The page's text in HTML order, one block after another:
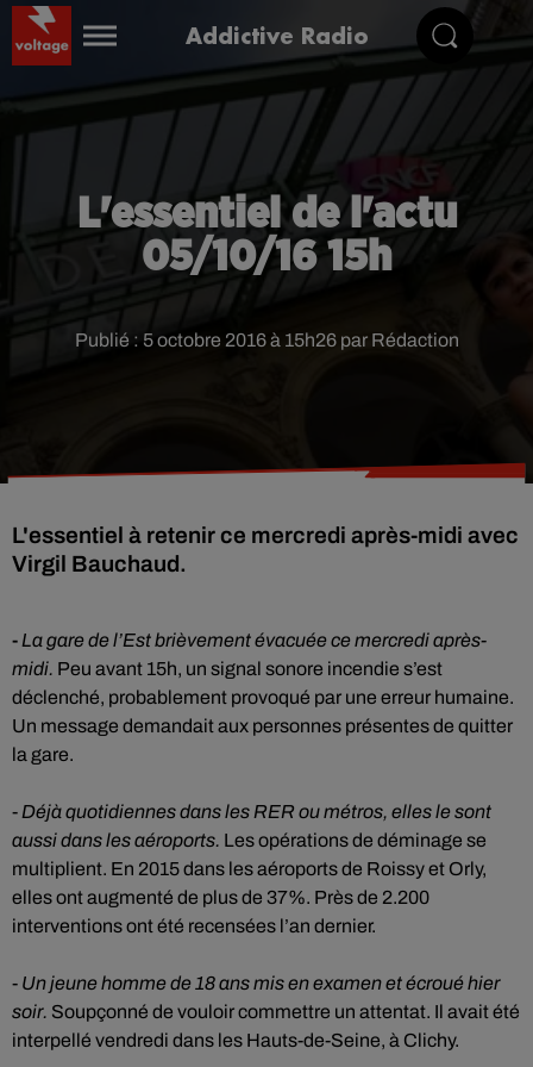
Addictive Radio
L'essentiel de l'actu
05/10/16 15h
Publié : 5 octobre 2016 à 15h26 par Rédaction
L'essentiel à retenir ce mercredi après-midi avec
Virgil Bauchaud.
- La gare de l’Est brièvement évacuée ce mercredi après-
midi. Peu avant 15h, un signal sonore incendie s’est
déclenché, probablement provoqué par une erreur humaine.
Un message demandait aux personnes présentes de quitter
la gare.
- Déjà quotidiennes dans les RER ou métros, elles le sont
aussi dans les aéroports. Les opérations de déminage se
multiplient. En 2015 dans les aéroports de Roissy et Orly,
elles ont augmenté de plus de 37%. Près de 2.200
interventions ont été recensées l’an dernier.
- Un jeune homme de 18 ans mis en examen et écroué hier
soir. Soupçonné de vouloir commettre un attentat. Il avait été
interpellé vendredi dans les Hauts-de-Seine, à Clichy.